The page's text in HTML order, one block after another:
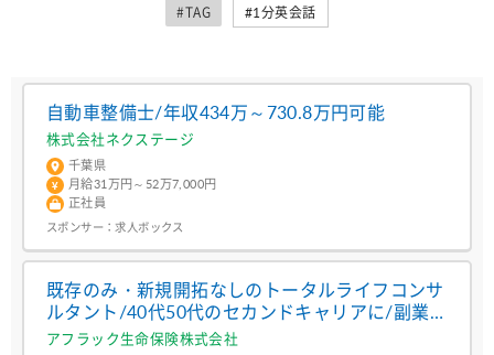
#TAG #1分英会話
自動車整備士/年収434万～730.8万円可能
株式会社ネクステージ
千葉県
月給31万円～52万7,000円
正社員
スポンサー：求人ボックス
既存のみ・新規開拓なしのトータルライフコンサ
ルタント/40代50代のセカンドキャリアに/副業・
兼業OK/未経験可
アフラック生命保険株式会社